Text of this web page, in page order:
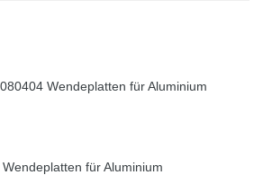
für Aluminium